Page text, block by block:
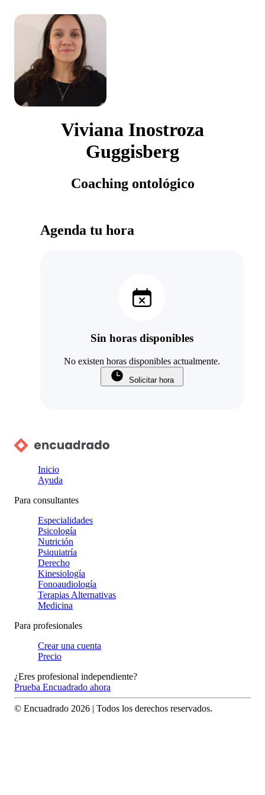
Viviana Inostroza
Guggisberg
Coaching ontológico
Agenda tu hora
Sin horas disponibles
No existen horas disponibles actualmente.
Solicitar hora
Inicio
Ayuda
Para consultantes
Especialidades
Psicología
Nutrición
Psiquiatría
Derecho
Kinesiología
Fonoaudiología
Terapias Alternativas
Medicina
Para profesionales
Crear una cuenta
Precio
¿Eres profesional independiente?
Prueba Encuadrado ahora
© Encuadrado 2026 | Todos los derechos reservados.